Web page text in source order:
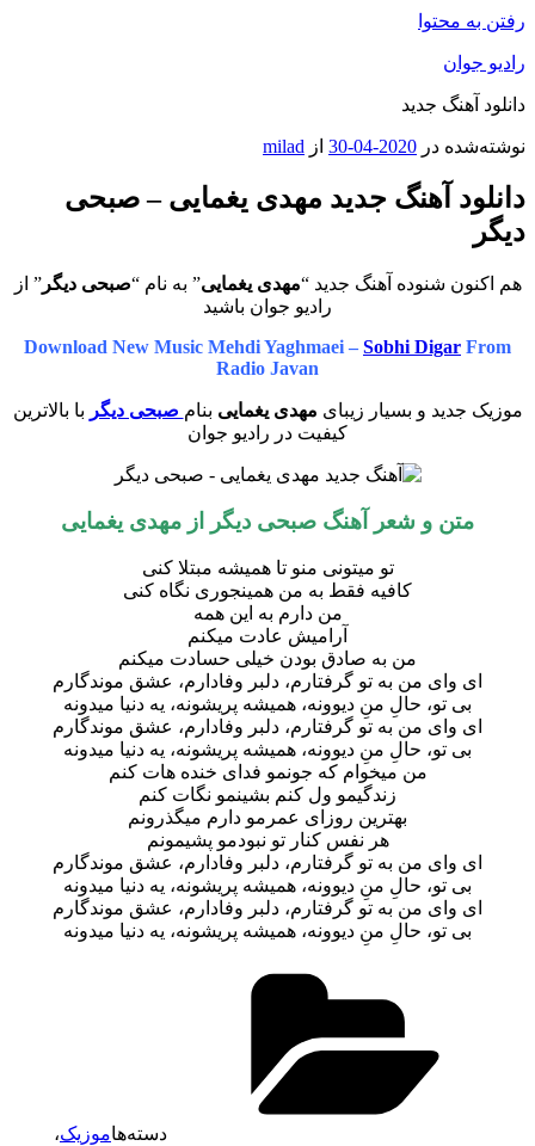
رفتن به محتوا
رادیو جوان
دانلود آهنگ جدید
نوشته‌شده در 2020-04-30 از milad
دانلود آهنگ جدید مهدی یغمایی – صبحی
دیگر
هم اکنون شنوده آهنگ جدید “مهدی یغمایی” به نام “صبحی دیگر” از
رادیو جوان باشید
Download New Music Mehdi Yaghmaei – Sobhi Digar From
Radio Javan
موزیک جدید و بسیار زیبای مهدی یغمایی بنام صبحی دیگر با بالاترین
کیفیت در رادیو جوان
متن و شعر آهنگ صبحی دیگر از مهدی یغمایی
تو میتونی منو تا همیشه مبتلا کنی
کافیه فقط به من همینجوری نگاه کنی
من دارم به این همه
آرامیش عادت میکنم
من به صادق بودن خیلی حسادت میکنم
ای وای من به تو گرفتارم، دلبر وفادارم، عشق موندگارم
بی تو، حالِ منِ دیوونه، همیشه پریشونه، یه دنیا میدونه
ای وای من به تو گرفتارم، دلبر وفادارم، عشق موندگارم
بی تو، حالِ منِ دیوونه، همیشه پریشونه، یه دنیا میدونه
من میخوام که جونمو فدای خنده هات کنم
زندگیمو ول کنم بشینمو نگات کنم
بهترین روزای عمرمو دارم میگذرونم
هر نفس کنار تو نبودمو پشیمونم
ای وای من به تو گرفتارم، دلبر وفادارم، عشق موندگارم
بی تو، حالِ منِ دیوونه، همیشه پریشونه، یه دنیا میدونه
ای وای من به تو گرفتارم، دلبر وفادارم، عشق موندگارم
بی تو، حالِ منِ دیوونه، همیشه پریشونه، یه دنیا میدونه
دسته‌هاموزیک،